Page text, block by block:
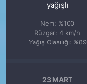
yağışlı
Nem: %100
Rüzgar: 4 km/h
Yağış Olasılığı: %89
23 MART